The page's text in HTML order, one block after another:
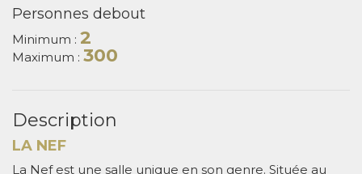
Personnes debout
Minimum : 2
Maximum : 300
Description
LA NEF
La Nef est une salle unique en son genre. Située au